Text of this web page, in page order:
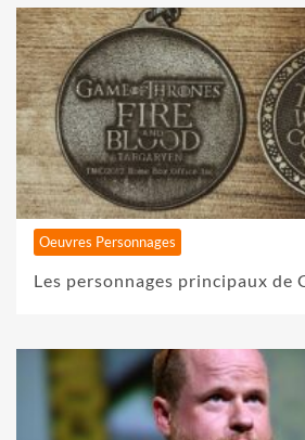
Oeuvres Personnages
Les personnages principaux de